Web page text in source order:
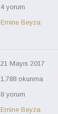
4 yorum
Emine Beyza
21 Mayıs 2017
1,788 okunma
8 yorum
Emine Beyza